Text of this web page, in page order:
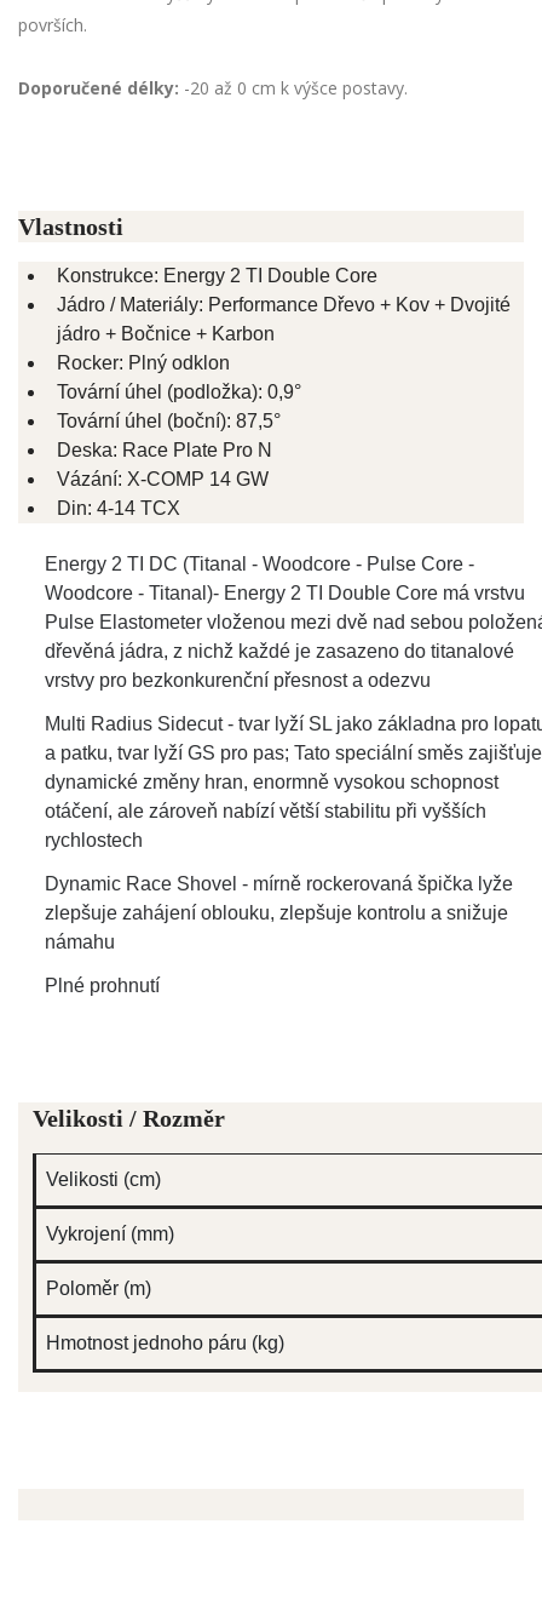
površích.
Doporučené délky: -20 až 0 cm k výšce postavy.
Vlastnosti
Konstrukce: Energy 2 TI Double Core
Jádro / Materiály: Performance Dřevo + Kov + Dvojité
jádro + Bočnice + Karbon
Rocker: Plný odklon
Tovární úhel (podložka): 0,9°
Tovární úhel (boční): 87,5°
Deska: Race Plate Pro N
Vázání: X-COMP 14 GW
Din: 4-14 TCX
Energy 2 TI DC (Titanal - Woodcore - Pulse Core -
Woodcore - Titanal)- Energy 2 TI Double Core má vrstvu
Pulse Elastometer vloženou mezi dvě nad sebou
dřevěná jádra, z nichž každé je zasazeno do titanalové
vrstvy pro bezkonkurenční přesnost a odezvu
Multi Radius Sidecut - tvar lyží SL jako základna pro
a patku, tvar lyží GS pro pas; Tato speciální směs zajišťuje
dynamické změny hran, enormně vysokou schopnost
otáčení, ale zároveň nabízí větší stabilitu při vyšších
rychlostech
Dynamic Race Shovel - mírně rockerovaná špička lyže
zlepšuje zahájení oblouku, zlepšuje kontrolu a snižuje
námahu
Plné prohnutí
Velikosti / Rozměr
Velikosti (cm)
Vykrojení (mm)
Poloměr (m)
Hmotnost jednoho páru (kg)